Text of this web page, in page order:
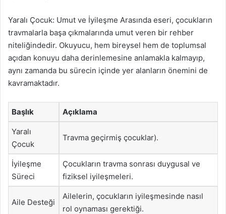
Yaralı Çocuk: Umut ve İyileşme Arasında eseri, çocukların
travmalarla başa çıkmalarında umut veren bir rehber
niteliğindedir. Okuyucu, hem bireysel hem de toplumsal
açıdan konuyu daha derinlemesine anlamakla kalmayıp,
aynı zamanda bu sürecin içinde yer alanların önemini de
kavramaktadır.
Başlık Açıklama
Yaralı
Çocuk
Travma geçirmiş çocuklar).
İyileşme
Süreci
Çocukların travma sonrası duygusal ve
fiziksel iyileşmeleri.
Aile Desteği
Ailelerin, çocukların iyileşmesinde nasıl
rol oynaması gerektiği.